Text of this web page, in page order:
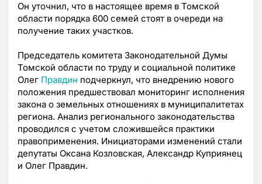
Он уточнил, что в настоящее время в Томской
области порядка 600 семей стоят в очереди на
получение таких участков.
Председатель комитета Законодательной Думы
Томской области по труду и социальной политике
Олег Правдин подчеркнул, что внедрению нового
положения предшествовал мониторинг исполнения
закона о земельных отношениях в муниципалитетах
региона. Анализ регионального законодательства
проводился с учетом сложившейся практики
правоприменения. Инициаторами изменений стали
депутаты Оксана Козловская, Александр Куприянец
и Олег Правдин.